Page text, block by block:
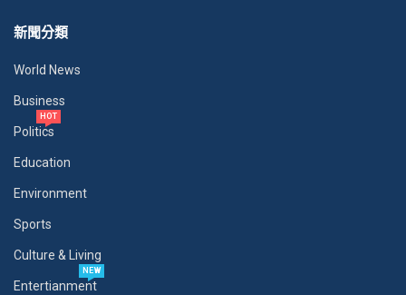
新聞分類
World News
Business
Politics
HOT
Education
Environment
Sports
Culture & Living
Entertianment
NEW